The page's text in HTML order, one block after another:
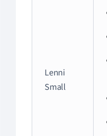
Lenni
Small